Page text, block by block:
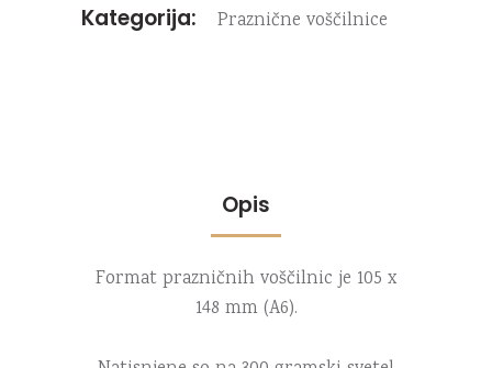
Kategorija: Praznične voščilnice
Opis
Format prazničnih voščilnic je 105 x
148 mm (A6).